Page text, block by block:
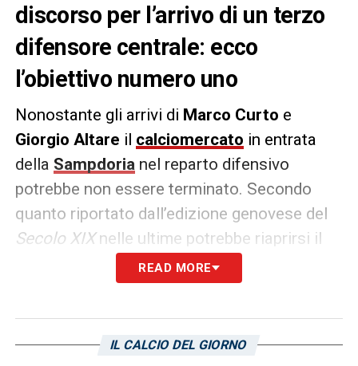
discorso per l’arrivo di un terzo
difensore centrale: ecco
l’obiettivo numero uno
Nonostante gli arrivi di Marco Curto e
Giorgio Altare il calciomercato in entrata
della Sampdorianel reparto difensivo
potrebbe non essere terminato. Secondo
quanto riportato dall’edizione genovese del
Secolo XIXnelle ultime potrebbe riaprirsi il
discorso per l’arrivo di un difensore con
del Venezia il principale nome sulla
questo senso quali saranno le mosse dei
READ MORE
IL CALCIO DEL GIORNO